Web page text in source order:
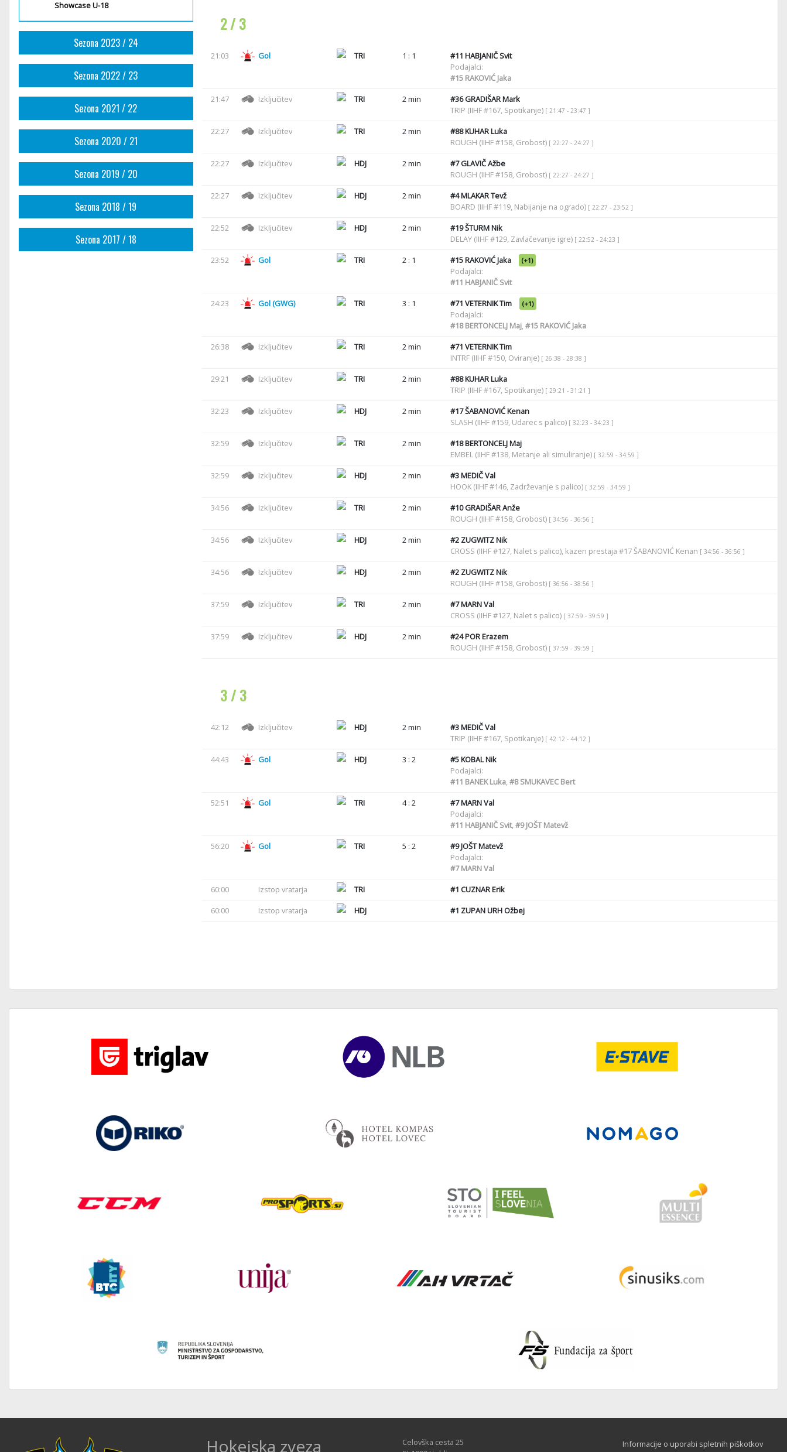
Showcase U-18
Sezona 2023 / 24
Sezona 2022 / 23
Sezona 2021 / 22
Sezona 2020 / 21
Sezona 2019 / 20
Sezona 2018 / 19
Sezona 2017 / 18
2 / 3
21:03 Gol TRI 1 : 1 #11 HABJANIČ Svit
Podajalci:
#15RAKOVIĆ Jaka
21:47
Izključitev TRI 2 min #36GRADIŠAR Mark
TRIP (IIHF #167, Spotikanje) [ 21:47 - 23:47 ]
22:27 Izključitev TRI 2 min #88KUHAR Luka
ROUGH (IIHF #158, Grobost) [ 22:27 - 24:27 ]
22:27 Izključitev HDJ 2 min #7GLAVIČ Ažbe
ROUGH (IIHF #158, Grobost) [ 22:27 - 24:27 ]
22:27 Izključitev HDJ 2 min #4MLAKAR Tevž
BOARD (IIHF #119, Nabijanje na ogrado) [ 22:27 - 23:52 ]
22:52 Izključitev HDJ 2 min #19ŠTURM Nik
DELAY (IIHF #129, Zavlačevanje igre) [ 22:52 - 24:23 ]
23:52 Gol TRI 2 : 1 #15RAKOVIĆ Jaka (+1)
Podajalci:
#11 HABJANIČ Svit
24:23
Gol (GWG) TRI 3 : 1 #71 VETERNIK Tim (+1)
Podajalci:
#18BERTONCELJ Maj,#15RAKOVIĆ Jaka
26:38
Izključitev TRI 2 min #71 VETERNIK Tim
INTRF (IIHF #150, Oviranje) [ 26:38 - 28:38 ]
29:21 Izključitev TRI 2 min #88KUHAR Luka
TRIP (IIHF #167, Spotikanje) [ 29:21 - 31:21 ]
32:23 Izključitev HDJ 2 min #17ŠABANOVIĆ Kenan
SLASH (IIHF #159, Udarec s palico) [ 32:23 - 34:23 ]
32:59 Izključitev TRI 2 min #18BERTONCELJ Maj
EMBEL (IIHF #138, Metanje ali simuliranje) [ 32:59 - 34:59 ]
32:59 Izključitev HDJ 2 min #3MEDIČ Val
HOOK (IIHF #146, Zadrževanje s palico) [ 32:59 - 34:59 ]
34:56 Izključitev TRI 2 min #10GRADIŠAR Anže
ROUGH (IIHF #158, Grobost) [ 34:56 - 36:56 ]
34:56 Izključitev HDJ 2 min #2ZUGWITZ Nik
CROSS (IIHF #127, Nalet s palico), kazen prestaja #17 ŠABANOVIĆ Kenan [ 34:56 - 36:56 ]
34:56 Izključitev HDJ 2 min #2ZUGWITZ Nik
ROUGH (IIHF #158, Grobost) [ 36:56 - 38:56 ]
37:59 Izključitev TRI 2 min #7MARN Val
CROSS (IIHF #127, Nalet s palico) [ 37:59 - 39:59 ]
37:59 Izključitev HDJ 2 min #24POR Erazem
ROUGH (IIHF #158, Grobost) [ 37:59 - 39:59 ]
3 / 3
42:12 Izključitev HDJ 2 min #3MEDIČ Val
TRIP (IIHF #167, Spotikanje) [ 42:12 - 44:12 ]
44:43 Gol HDJ 3 : 2 #5KOBAL Nik
Podajalci:
#11 BANEK Luka,#8SMUKAVEC Bert
52:51
Gol TRI 4 : 2 #7MARN Val
Podajalci:
#11 HABJANIČ Svit,#9JOŠT Matevž
56:20
Gol TRI 5 : 2 #9JOŠT Matevž
Podajalci:
#7MARN Val
60:00
Izstop vratarja TRI #1 CUZNAR Erik
60:00
Izstop vratarja HDJ #1 ZUPAN URH Ožbej
Hokejska zveza
Celovška cesta 25
Informacije o uporabi spletnih piškotkov